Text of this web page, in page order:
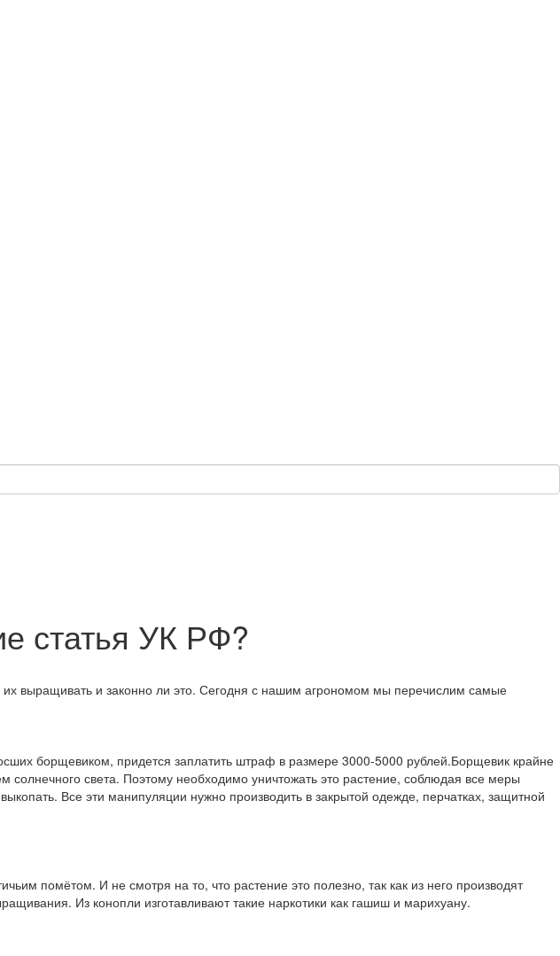
статья УК РФ?
выращивать и законно ли это. Сегодня с нашим агрономом мы перечислим самые
борщевиком, придется заплатить штраф в размере 3000-5000 рублей.Борщевик крайне
света. Поэтому необходимо уничтожать это растение, соблюдая все меры
Все эти манипуляции нужно производить в закрытой одежде, перчатках, защитной
помётом. И не смотря на то, что растение это полезно, так как из него производят
Из конопли изготавливают такие наркотики как гашиш и марихуану.